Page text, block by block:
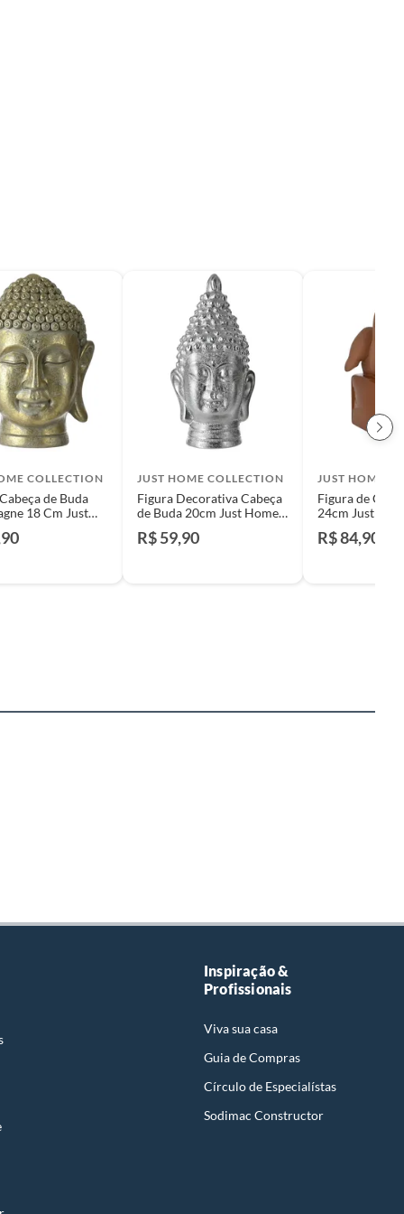
COLLECTION
de Buda
18 Cm Just
JUST HOME COLLECTION
Figura Decorativa Cabeça
de Buda 20cm Just Home
R$ 59,90
JUST HOME
Figura de
24cm Just
R$ 84,90
Inspiração &
Profissionais
Viva sua casa
Guia de Compras
Círculo de Especialístas
Sodimac Constructor